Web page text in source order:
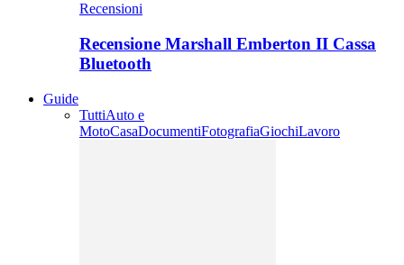
Recensioni
Recensione Marshall Emberton II Cassa
Bluetooth
Guide
TuttiAuto e
MotoCasaDocumentiFotografiaGiochiLavoro